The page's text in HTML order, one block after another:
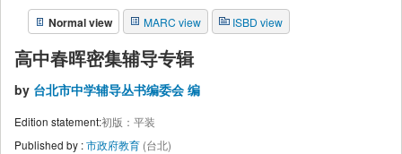
录
Normal view MARC view ISBD view
高中春晖密集辅导专辑
by 台北市中学辅导丛书编委会 编
Edition statement:初版：平装
Published by :市政府教育 (台北)